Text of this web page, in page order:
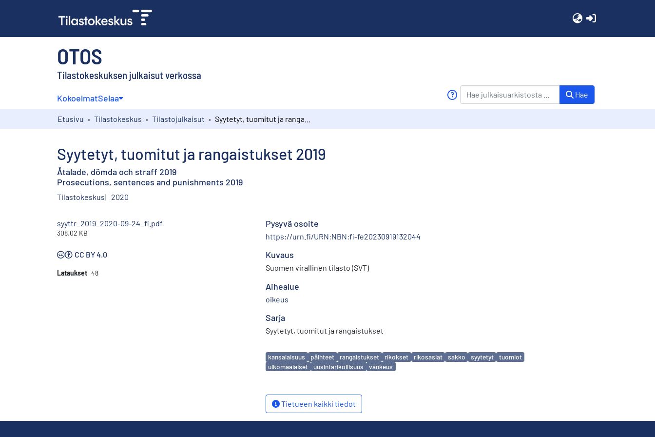
OTOS
Tilastokeskuksen julkaisut verkossa
KokoelmatSelaa Hae
Etusivu Tilastokeskus Tilastojulkaisut
Syytetyt, tuomitut ja rangaistukset 2019
Åtalade, dömda och straff 2019
Prosecutions, sentences and punishments 2019
Tilastokeskus 2020
syyttr_2019_2020-09-24_fi.pdf
308.02 KB
CC BY 4.0
Lataukset 48
Pysyvä osoite
https://urn.fi/URN:NBN:fi-fe20230919132044
Kuvaus
Suomen virallinen tilasto (SVT)
Aihealue
oikeus
Sarja
Syytetyt, tuomitut ja rangaistukset
Avainsanat
kansalaisuus päihteet rangaistukset rikokset rikosasiat sakko syytetyt
tuomiot
ulkomaalaiset
uusintarikollisuus vankeus
Tietueen kaikki tiedot